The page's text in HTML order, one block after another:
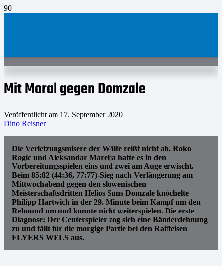
Mit Moral gegen Domzale
Veröffentlicht am 17. September 2020
Dino Reisner
Die Verletzungsmisere der Wölfe reißt nicht ab. Roko
Rogic und Aleksandar Marelja hatte es in den
Vorbereitungsspielen eins und zwei am Auge erwischt.
Beim 85:82 (44:36, 77:77)-Sieg nach Verlängerung am
Mittwochabend gegen den slowenischen
Meisterschaftsdritten Helios Suns Domzale knöchelte
Philipp Hartwich in der 29. Minute beim Kampf um den
Rebound um und konnte nicht weiterspielen. Die erste
Diagnose: Der Centerspieler zog sich eine Bänderdehnung
zu und fällt für die morgige Partie bei den Raiffeisen
FLYERS WELS aus.